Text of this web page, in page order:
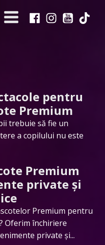
pentru
Premium
trebuie să fie un
a copilului nu este
Premium
private și
Premium pentru
Oferim închiriere
private și...